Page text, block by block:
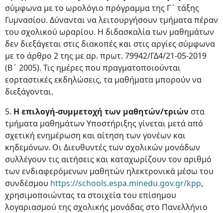
σύμφωνα με το ωρολόγιο πρόγραμμα της Γ΄ τάξης
Γυμνασίου. Δύνανται να λειτουργήσουν τμήματα πέραν
του σχολικού ωραρίου. Η διδασκαλία των μαθημάτων
δεν διεξάγεται στις διακοπές και στις αργίες σύμφωνα
με το άρθρο 2 της με αρ. πρωτ. 79942/ΓΔ4/21-05-2019
(Β΄ 2005). Τις ημέρες που πραγματοποιούνται
εορταστικές εκδηλώσεις, τα μαθήματα μπορούν να
διεξάγονται.
5. Η επιλογή-συμμετοχή των μαθητών/τριών στα
τμήματα μαθημάτων Υποστήριξης γίνεται μετά από
σχετική ενημέρωση και αίτηση των γονέων και
κηδεμόνων. Οι Διευθυντές των σχολικών μονάδων
συλλέγουν τις αιτήσεις και καταχωρίζουν τον αριθμό
των ενδιαφερόμενων μαθητών ηλεκτρονικά μέσω του
συνδέσμου https://schools.espa.minedu.gov.gr/kpp,
χρησιμοποιώντας τα στοιχεία του επίσημου
λογαριασμού της σχολικής μονάδας στο Πανελλήνιο